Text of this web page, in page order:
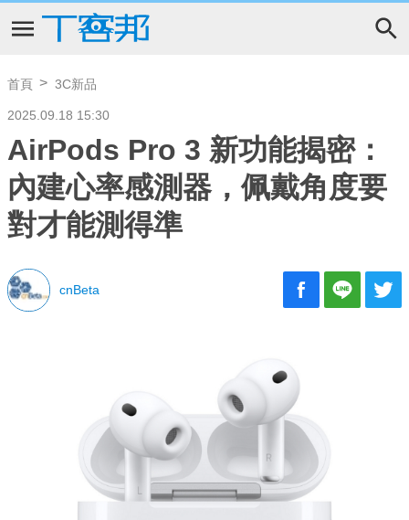
首頁 3C新品
2025.09.18 15:30
AirPods Pro 3 新功能揭密：
內建心率感測器，佩戴角度要
對才能測得準
cnBeta